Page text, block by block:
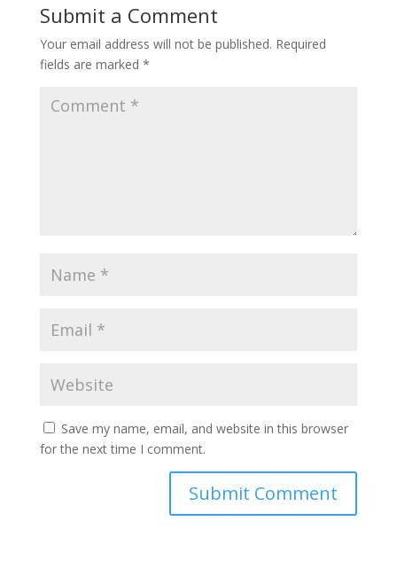
Submit a Comment
Your email address will not be published. Required
fields are marked *
Save my name, email, and website in this browser
for the next time I comment.